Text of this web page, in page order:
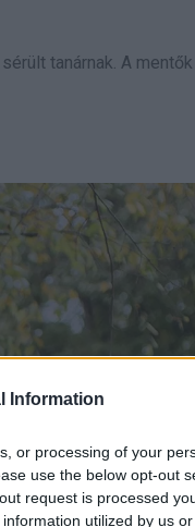
Information
or processing of your
use the below opt-out
request is processed
utilized by us
tanárnak. A